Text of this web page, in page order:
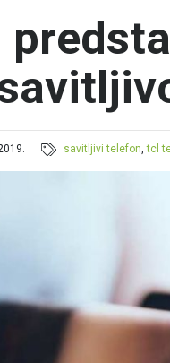
savitljivi telefon,tcl